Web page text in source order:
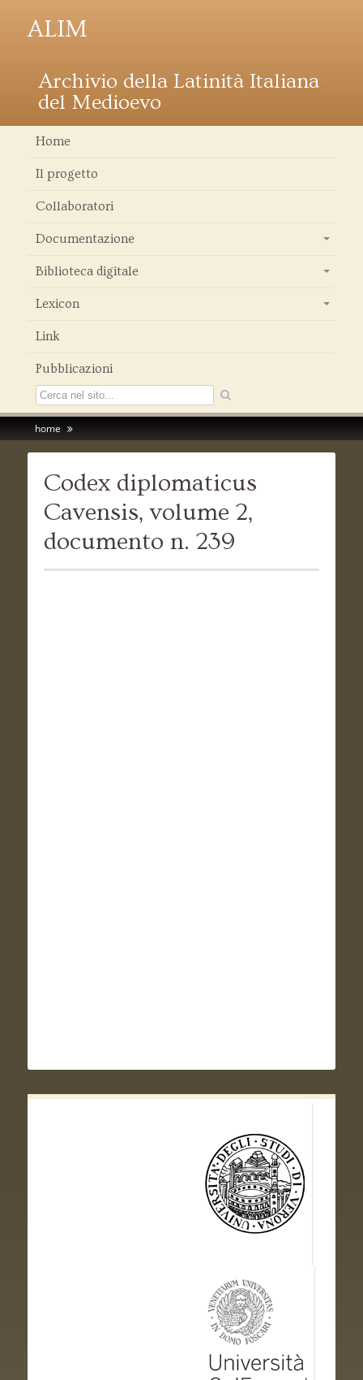
ALIM
Archivio della Latinità Italiana
del Medioevo
Home
Il progetto
Collaboratori
Documentazione
Biblioteca digitale
Lexicon
Link
Pubblicazioni
home
Codex diplomaticus
Cavensis, volume 2,
documento n. 239